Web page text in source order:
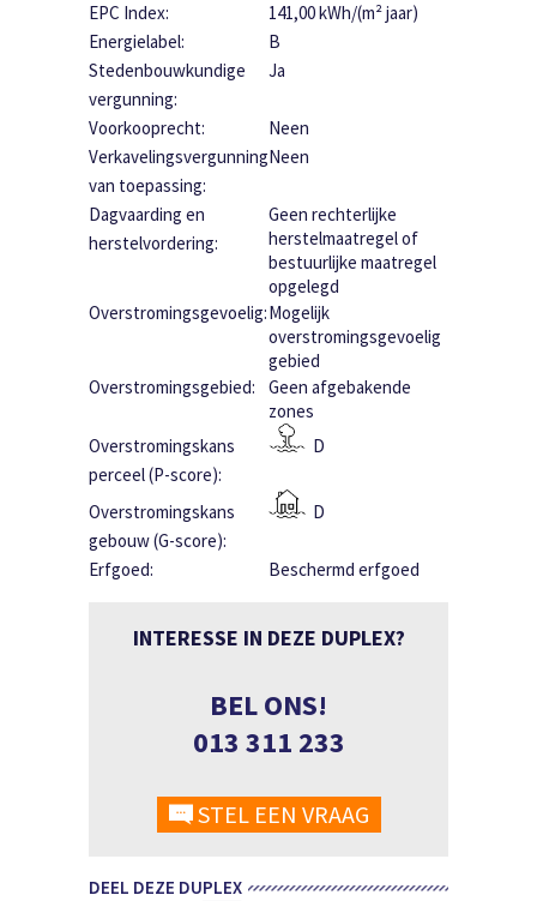
EPC Index:
141,00 kWh/(m² jaar)
Energielabel:
B
Stedenbouwkundige
vergunning:
Ja
Voorkooprecht:
Neen
Verkavelingsvergunning
van toepassing:
Neen
Dagvaarding en
herstelvordering:
Geen rechterlijke
herstelmaatregel of
bestuurlijke maatregel
opgelegd
Overstromingsgevoelig:Mogelijk
overstromingsgevoelig
gebied
Overstromingsgebied:
Geen afgebakende
zones
Overstromingskans
perceel (P-score):
D
Overstromingskans
gebouw (G-score):
D
Erfgoed: Beschermd erfgoed
INTERESSE IN DEZE DUPLEX?
BEL ONS!
013 311 233
STEL EEN VRAAG
DEEL DEZE DUPLEX